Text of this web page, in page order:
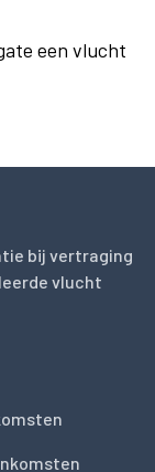
een vlucht
bij vertraging
vlucht